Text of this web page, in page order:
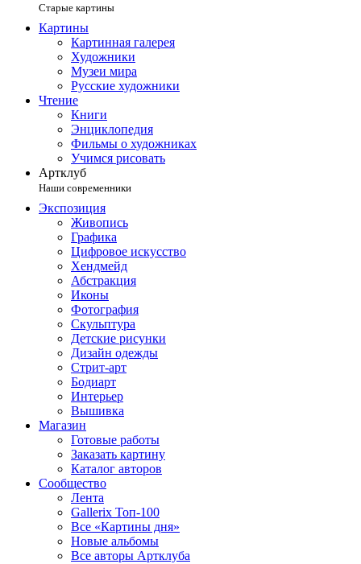
Старые картины
Картины
Картинная галерея
Художники
Музеи мира
Русские художники
Чтение
Книги
Энциклопедия
Фильмы о художниках
Учимся рисовать
Артклуб
Наши современники
Экспозиция
Живопись
Графика
Цифровое искусство
Хендмейд
Абстракция
Иконы
Фотография
Скульптура
Детские рисунки
Дизайн одежды
Стрит-арт
Бодиарт
Интерьер
Вышивка
Магазин
Готовые работы
Заказать картину
Каталог авторов
Сообщество
Лента
Gallerix Топ-100
Все «Картины дня»
Новые альбомы
Все авторы Артклуба